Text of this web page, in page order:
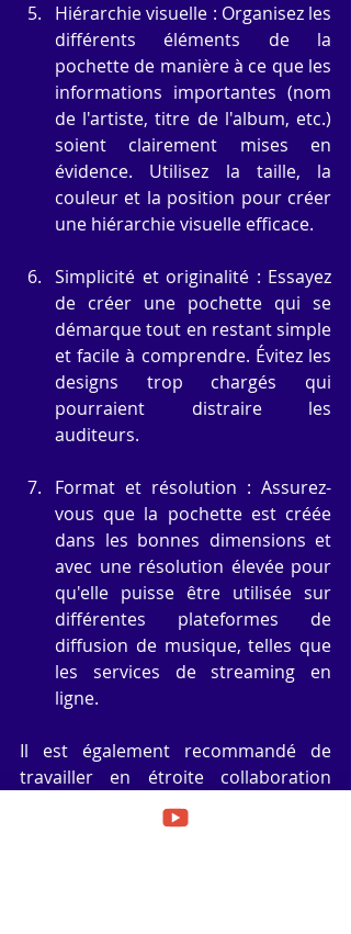
Hiérarchie visuelle : Organisez les
différents éléments de la
pochette de manière à ce que les
informations importantes (nom
de l'artiste, titre de l'album, etc.)
soient clairement mises en
évidence. Utilisez la taille, la
couleur et la position pour créer
une hiérarchie visuelle efficace.
Simplicité et originalité : Essayez
de créer une pochette qui se
démarque tout en restant simple
et facile à comprendre. Évitez les
designs trop chargés qui
pourraient distraire les
auditeurs.
Format et résolution : Assurez-
vous que la pochette est créée
dans les bonnes dimensions et
avec une résolution élevée pour
qu'elle puisse être utilisée sur
différentes plateformes de
diffusion de musique, telles que
les services de streaming en
ligne.
Il est également recommandé de
travailler en étroite collaboration
avec un graphiste professionnel pour
obtenir une pochette de musique de